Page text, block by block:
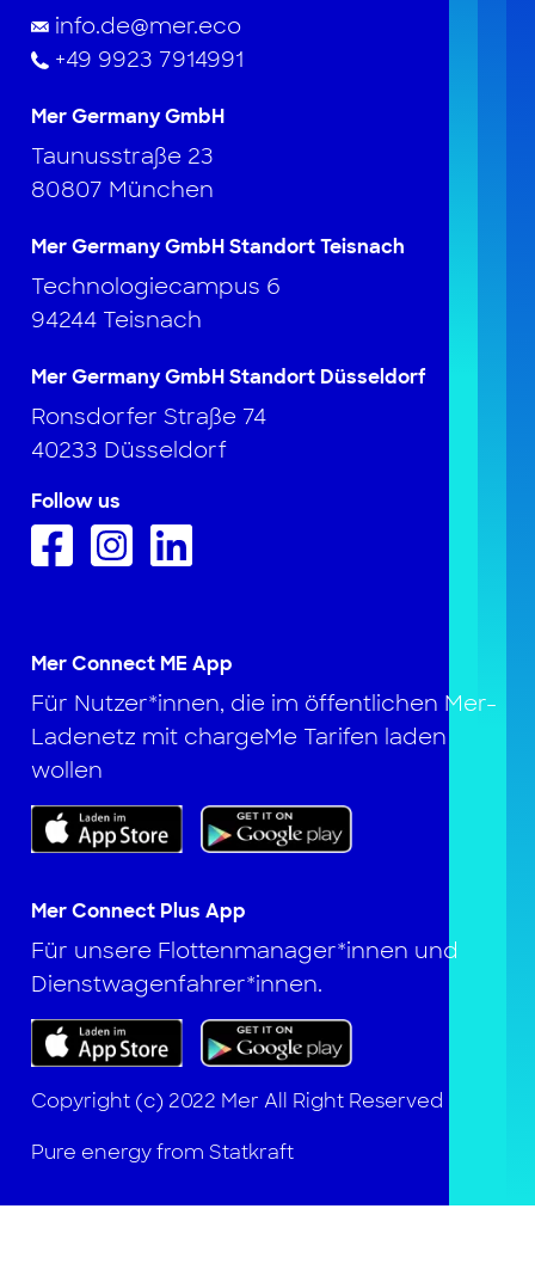
Mer Connect ME App
Für Nutzer*innen, die im öffentlichen Mer-
Ladenetz mit chargeMe Tarifen laden
wollen
Mer Connect Plus App
Für unsere Flottenmanager*innen und
Dienstwagenfahrer*innen.
Copyright (c) 2022 Mer All Right Reserved
Pure energy from Statkraft
info.de@mer.eco
+49 9923 7914991
Mer Germany GmbH
Taunusstraße 23
80807 München
Mer Germany GmbH Standort Teisnach
Technologiecampus 6
94244 Teisnach
Mer Germany GmbH Standort Düsseldorf
Ronsdorfer Straße 74
40233 Düsseldorf
Follow us